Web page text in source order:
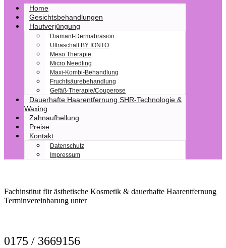
Home
Gesichtsbehandlungen
Hautverjüngung
Diamant-Dermabrasion
Ultraschall BY IONTO
Meso Therapie
Micro Needling
Maxi-Kombi-Behandlung
Fruchtsäurebehandlung
Gefäß-Therapie/Couperose
Dauerhafte Haarentfernung SHR-Technologie &
Waxing
Zahnaufhellung
Preise
Kontakt
Datenschutz
Impressum
Fachinstitut für ästhetische Kosmetik & dauerhafte Haarentfernung
Terminvereinbarung unter
0175 / 3669156